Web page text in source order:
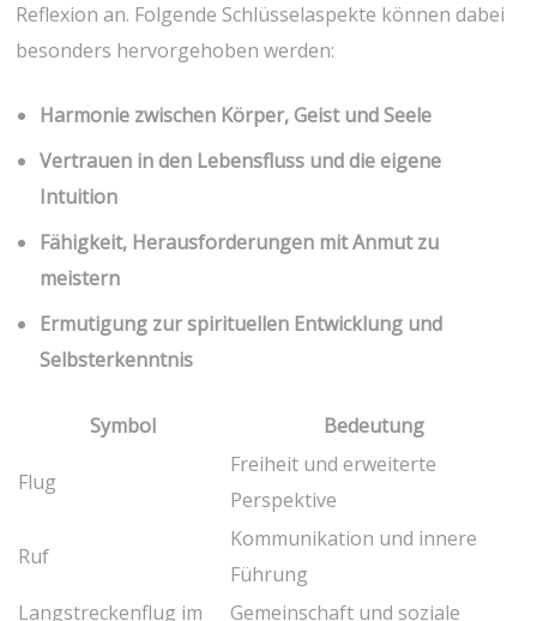
Reflexion an. ‍Folgende ⁢Schlüsselaspekte können⁤ dabei
⁣besonders hervorgehoben werden:
Harmonie zwischen‍ Körper, Geist und ‌Seele
Vertrauen in den ⁢Lebensfluss ‌und ⁤die eigene
Intuition
Fähigkeit, ⁣Herausforderungen mit Anmut zu
meistern
Ermutigung zur spirituellen ⁢Entwicklung und
Selbsterkenntnis
Symbol Bedeutung
Flug
Freiheit und erweiterte
Perspektive
Ruf
Kommunikation ‌und innere
Führung
Langstreckenflug ‌im
Gemeinschaft und soziale